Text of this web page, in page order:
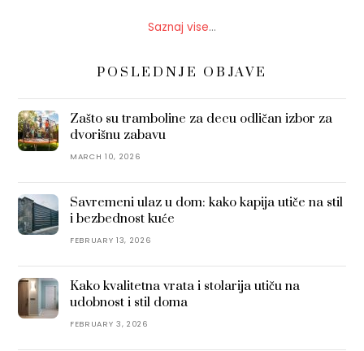
Saznaj vise…
POSLEDNJE OBJAVE
Zašto su tramboline za decu odličan izbor za
dvorišnu zabavu
MARCH 10, 2026
Savremeni ulaz u dom: kako kapija utiče na stil
i bezbednost kuće
FEBRUARY 13, 2026
Kako kvalitetna vrata i stolarija utiču na
udobnost i stil doma
FEBRUARY 3, 2026